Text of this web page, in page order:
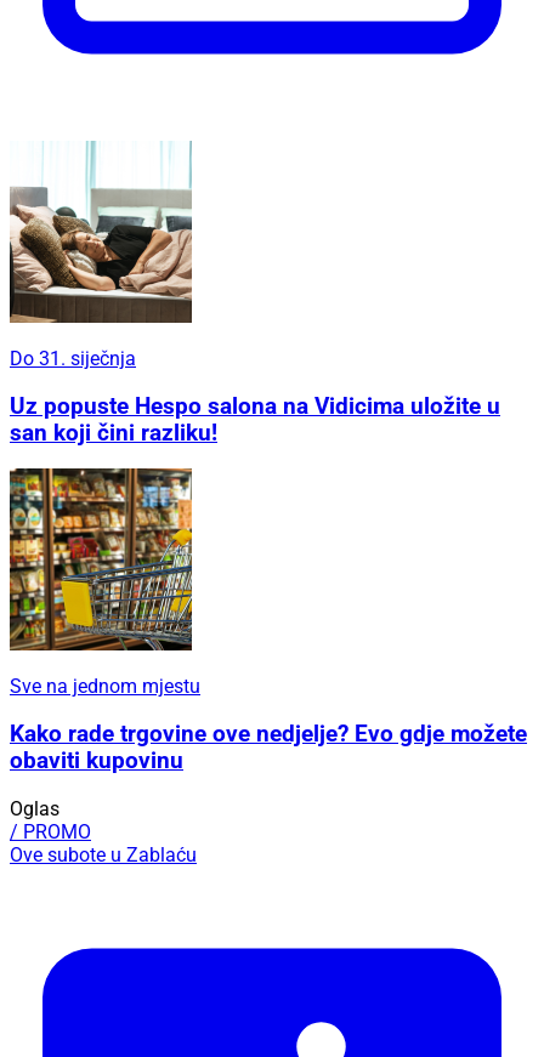
Do 31. siječnja
Uz popuste Hespo salona na Vidicima uložite u
san koji čini razliku!
Sve na jednom mjestu
Kako rade trgovine ove nedjelje? Evo gdje možete
obaviti kupovinu
Oglas
/ PROMO
Ove subote u Zablaću